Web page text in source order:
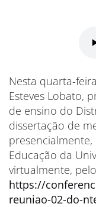
Nesta quarta-
Esteves Lobato,
de ensino do
dissertação de
presencialmente,
Educação da
virtualmente,
https://
reuniao-02-do-